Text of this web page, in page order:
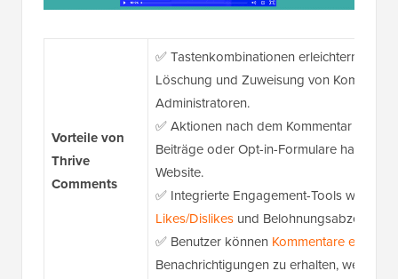
Vorteile von
Thrive
Comments
✅ Tastenkombinationen erleichtern die
Löschung und Zuweisung von
Administratoren.
✅ Aktionen nach dem Kommentar wie
Beiträge oder Opt-in-Formulare halten
Website.
✅ Integrierte Engagement-Tools wie
Likes/Dislikesund Belohnungsabzeichen.
✅ Benutzer können Kommentare eines
Benachrichtigungen zu erhalten, wenn